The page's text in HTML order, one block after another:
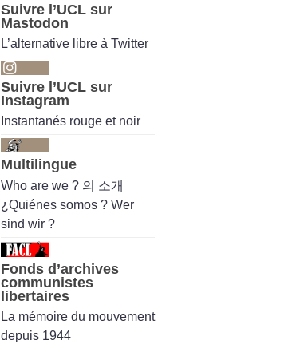
Suivre l’UCL sur
Mastodon
L’alternative libre à Twitter
Suivre l’UCL sur
Instagram
Instantanés rouge et noir
Multilingue
Who are we ? 의 소개
¿Quiénes somos ? Wer
sind wir ?
Fonds d’archives
communistes
libertaires
La mémoire du mouvement
depuis 1944